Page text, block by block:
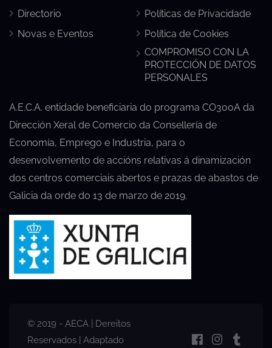
Directorio
Novas e Eventos
Políticas de Privacidade
Política de Cookies
COMPROMISO CON LA
PROTECCIÓN DE DATOS
PERSONALES
A.E.C.A. entidade beneficiaria do programa CO300A da
Dirección Xeral de Comercio da Consellería de
Economía, Emprego e Industria, para o
desenvolvemento de accións relativas á dinamización
dos centros comerciais abertos e prazas de abastos de
Galicia da orde do 13 de marzo de 2019.
© 2019 - AECA | Dereitos
Reservados | Adaptado